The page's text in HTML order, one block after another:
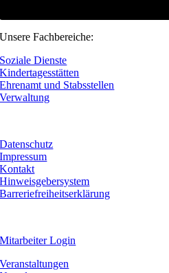
Unsere Fachbereiche:
Soziale Dienste
Kindertagesstätten
Ehrenamt und Stabsstellen
Verwaltung
Datenschutz
Impressum
Kontakt
Hinweisgebersystem
Barreriefreiheitserklärung
Mitarbeiter Login
Veranstaltungen